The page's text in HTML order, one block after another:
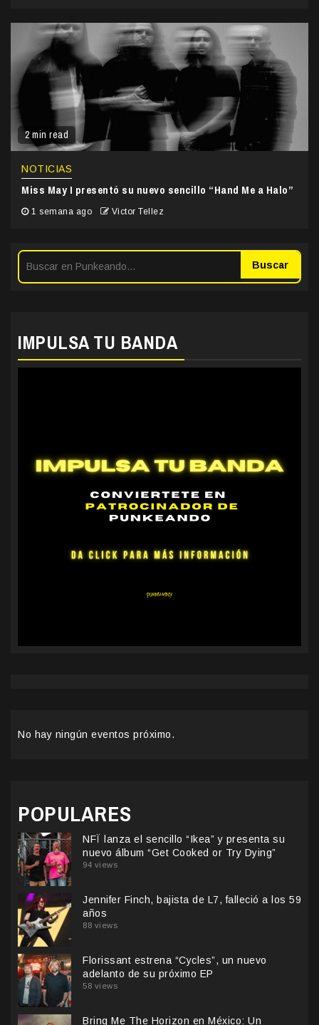
2 min read
NOTICIAS
Miss May I presentó su nuevo sencillo “Hand Me a Halo”
1 semana ago Victor Tellez
Buscar
IMPULSA TU BANDA
No hay ningún eventos próximo.
POPULARES
NFÏ lanza el sencillo “Ikea” y presenta su
nuevo álbum “Get Cooked or Try Dying”
94 views
Jennifer Finch, bajista de L7, falleció a los 59
años
88 views
Florissant estrena “Cycles”, un nuevo
adelanto de su próximo EP
58 views
Bring Me The Horizon en México: Un